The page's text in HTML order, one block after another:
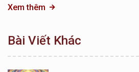
Xem thêm
Bài Viết Khác